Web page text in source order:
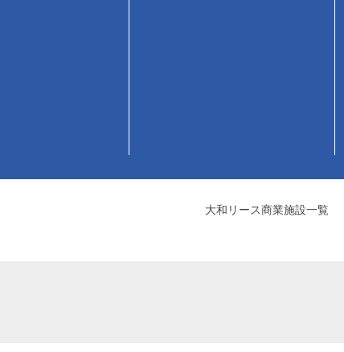
大和リース商業施設一覧